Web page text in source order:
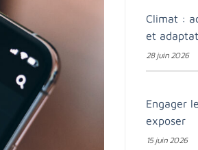
Climat :
et
28 juin 2026
Engager
exposer
15 juin 2026